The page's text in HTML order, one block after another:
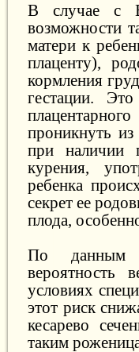
В случае с
возможности
матери к
плаценту),
кормления
гестации.
проникнуть
при наличии
курения,
ребенка
секрет ее
плода,
По данным
вероятность
условиях
этот риск
кесарево
таким